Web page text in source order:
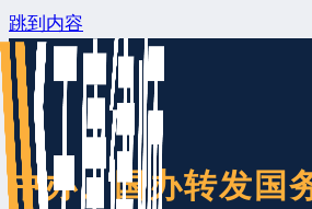
跳到内容
中办、国办转发国